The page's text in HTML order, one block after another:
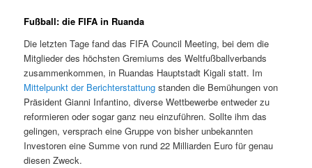
Fußball: die FIFA in Ruanda
Die letzten Tage fand das FIFA Council Meeting, bei dem die
Mitglieder des höchsten Gremiums des Weltfußballverbands
zusammenkommen, in Ruandas Hauptstadt Kigali statt. Im
Mittelpunkt der Berichterstattung standen die Bemühungen von
Präsident Gianni Infantino, diverse Wettbewerbe entweder zu
reformieren oder sogar ganz neu einzuführen. Sollte ihm das
gelingen, versprach eine Gruppe von bisher unbekannten
Investoren eine Summe von rund 22 Milliarden Euro für genau
diesen Zweck.